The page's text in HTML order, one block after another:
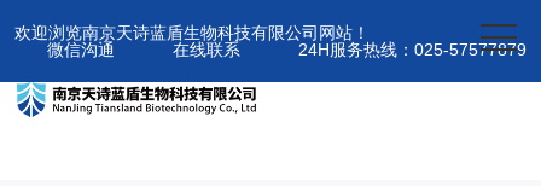
欢迎浏览南京天诗蓝盾生物科技有限公司网站！
微信沟通
在线联系 24H服务热线：025-57577879